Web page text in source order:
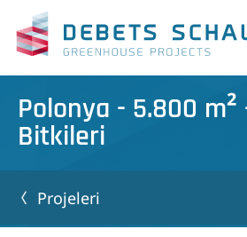
Polonya - 5.800 m²
Bitkileri
Projeleri